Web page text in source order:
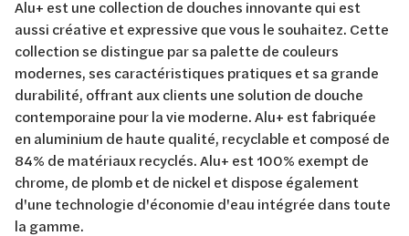
Alu+ est une collection de douches innovante qui est
aussi créative et expressive que vous le souhaitez. Cette
collection se distingue par sa palette de couleurs
modernes, ses caractéristiques pratiques et sa grande
durabilité, offrant aux clients une solution de douche
contemporaine pour la vie moderne. Alu+ est fabriquée
en aluminium de haute qualité, recyclable et composé de
84% de matériaux recyclés. Alu+ est 100% exempt de
chrome, de plomb et de nickel et dispose également
d'une technologie d'économie d'eau intégrée dans toute
la gamme.